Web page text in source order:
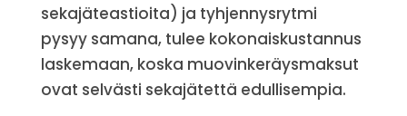
sekajäteastioita) ja tyhjennysrytmi
pysyy samana, tulee kokonaiskustannus
laskemaan, koska muovinkeräysmaksut
ovat selvästi sekajätettä edullisempia.